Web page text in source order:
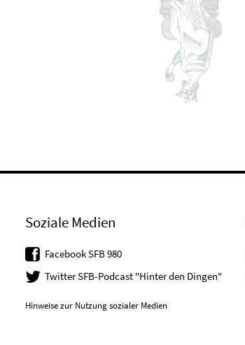
Soziale Medien
Facebook SFB 980
Twitter SFB-Podcast "Hinter den Dingen"
Hinweise zur Nutzung sozialer Medien